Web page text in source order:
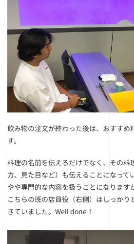
飲み物の注文が終わった後は、おすすめ
す。
料理の名前を伝えるだけでなく、その料
方、見た目など）も伝えることになって
やや専門的な内容を扱うことになります
こちらの班の店員役（右側）はしっかり
きていました。Well done！